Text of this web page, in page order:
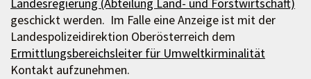
Landesregierung (Abteilung Land- und Forstwirtschaft)
geschickt werden. Im Falle eine Anzeige ist mit der
Landespolizeidirektion Oberösterreich dem
Ermittlungsbereichsleiter für Umweltkirminalität
Kontakt aufzunehmen.